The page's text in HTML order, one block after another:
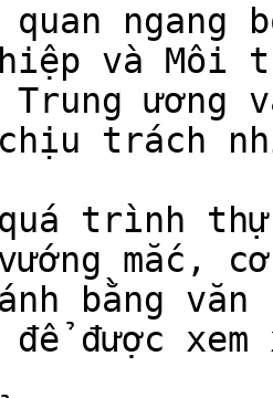
ngang
và
ương
trách
trình
mắc,
bằng văn
để được